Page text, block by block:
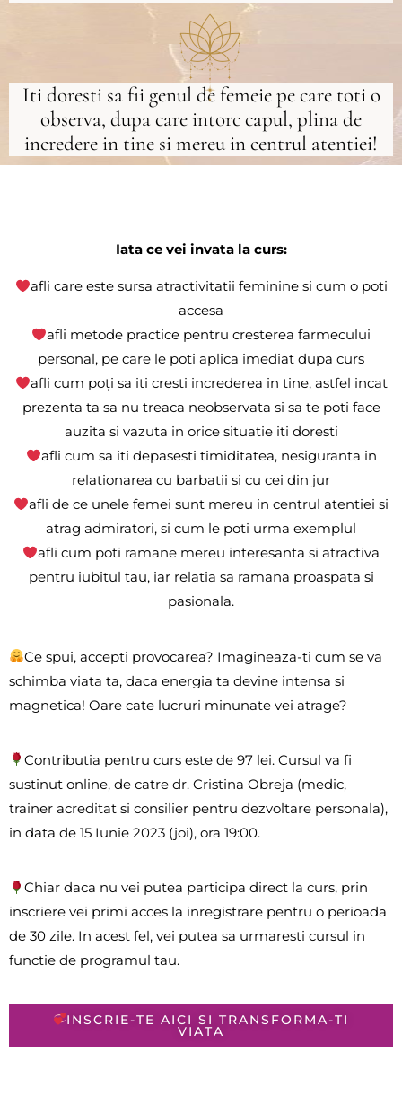
Iti doresti sa fii genul de femeie pe care toti o
observa, dupa care intorc capul, plina de
incredere in tine si mereu in centrul atentiei!
Iata ce vei invata la curs:
afli care este sursa atractivitatii feminine si cum o poti
accesa
afli metode practice pentru cresterea farmecului
personal, pe care le poti aplica imediat dupa curs
afli cum poți sa iti cresti increderea in tine, astfel incat
prezenta ta sa nu treaca neobservata si sa te poti face
auzita si vazuta in orice situatie iti doresti
afli cum sa iti depasesti timiditatea, nesiguranta in
relationarea cu barbatii si cu cei din jur
afli de ce unele femei sunt mereu in centrul atentiei si
atrag admiratori, si cum le poti urma exemplul
afli cum poti ramane mereu interesanta si atractiva
pentru iubitul tau, iar relatia sa ramana proaspata si
pasionala.
Ce spui, accepti provocarea? Imagineaza-ti cum se va
schimba viata ta, daca energia ta devine intensa si
magnetica! Oare cate lucruri minunate vei atrage?
Contributia pentru curs este de 97 lei. Cursul va fi
sustinut online, de catre dr. Cristina Obreja (medic,
trainer acreditat si consilier pentru dezvoltare personala),
in data de 15 Iunie 2023 (joi), ora 19:00.
Chiar daca nu vei putea participa direct la curs, prin
inscriere vei primi acces la inregistrare pentru o perioada
de 30 zile. In acest fel, vei putea sa urmaresti cursul in
functie de programul tau.
INSCRIE-TE AICI SI TRANSFORMA-TI
VIATA